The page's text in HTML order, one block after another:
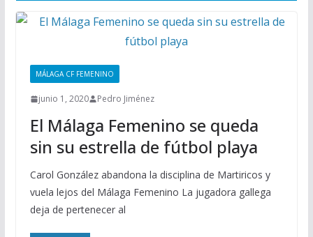
MÁLAGA CF FEMENINO
junio 1, 2020 Pedro Jiménez
El Málaga Femenino se queda
sin su estrella de fútbol playa
Carol González abandona la disciplina de Martiricos y
vuela lejos del Málaga Femenino La jugadora gallega
deja de pertenecer al